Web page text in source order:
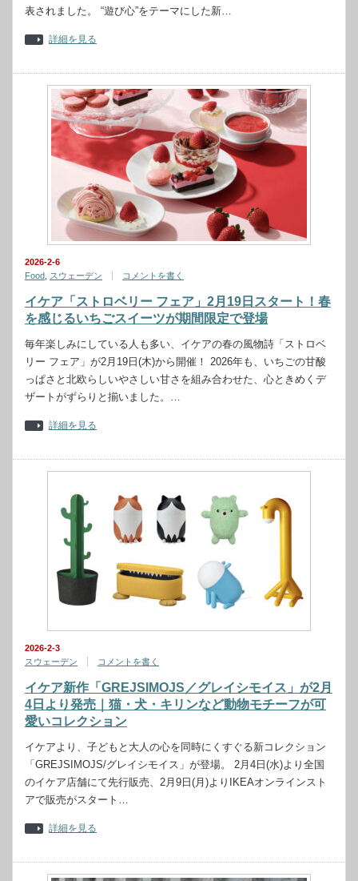
表されました。 “遊び心”をテーマにした新…
詳細を見る
2026-2-6
Food スウェーデン コメントを書く
イケア「ストロベリー フェア」2月19日スタート！春
を感じるいちごスイーツが期間限定で登場
毎年楽しみにしている人も多い、イケアの春の風物詩「ストロベ
リー フェア」が2月19日(木)から開催！ 2026年も、いちごの甘酸
っぱさと北欧らしいやさしい甘さを組み合わせた、心ときめくデ
ザートがずらりと揃いました。…
詳細を見る
2026-2-3
スウェーデン
コメントを書く
イケア新作「GREJSIMOJS／グレイシモイス」が2月
4日より発売｜猫・犬・キリンなど動物モチーフが可
愛いコレクション
イケアより、子どもと大人の心を同時にくすぐる新コレクション
「GREJSIMOJS/グレイシモイス」が登場。 2月4日(水)より全国
のイケア店舗にて先行販売、2月9日(月)よりIKEAオンラインスト
アで販売がスタート…
詳細を見る